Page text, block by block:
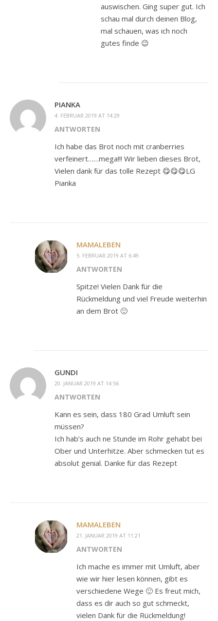
auswischen. Ging super gut. Ich
schau mal durch deinen Blog,
mal schauen, was ich noch
gutes finde 😉
PIANKA
4. FEBRUAR 2019 AT 14:29
ANTWORTEN
Ich habe das Brot noch mit cranberries
verfeinert……mega!!! Wir lieben dieses Brot,
Vielen dank für das tolle Rezept 😋😋😋LG
Pianka
MAMALEBEN
5. FEBRUAR 2019 AT 6:49
ANTWORTEN
Spitze! Vielen Dank für die
Rückmeldung und viel Freude weiterhin
an dem Brot 🙂
GUNDI
20. JANUAR 2019 AT 14:56
ANTWORTEN
Kann es sein, dass 180 Grad Umluft sein
müssen?
Ich hab’s auch ne Stunde im Rohr gehabt bei
Ober und Unterhitze. Aber schmecken tut es
absolut genial. Danke für das Rezept
MAMALEBEN
21. JANUAR 2019 AT 11:21
ANTWORTEN
Ich mache es immer mit Umluft, aber
wie wir hier lesen können, gibt es
verschiedene Wege 🙂 Es freut mich,
dass es dir auch so gut schmeckt,
vielen Dank für die Rückmeldung!